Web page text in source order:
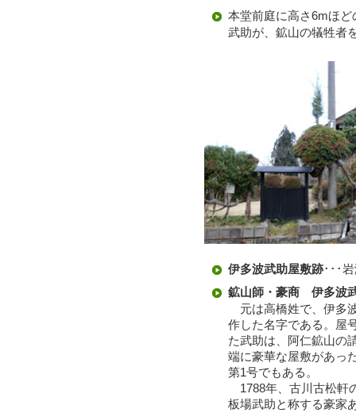
本堂前庭に高さ6mほ
武助が、鉱山の犠牲者
伊多波武助屋敷跡･･･
鉱山師・豪商 伊多波
元は高橋姓で、伊多
作した名字である。屋
た武助は、阿仁鉱山の
端に豪華な屋敷があっ
第1号でもある。
1788年、古川古松軒
板場武助と称する豪家